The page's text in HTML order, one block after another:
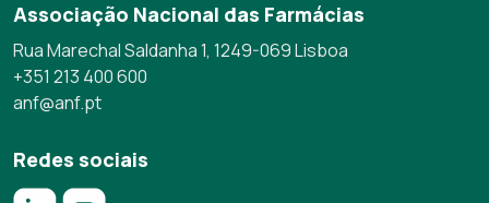
Associação Nacional das Farmácias
Rua Marechal Saldanha 1, 1249-069 Lisboa
+351 213 400 600
anf@anf.pt
Redes sociais